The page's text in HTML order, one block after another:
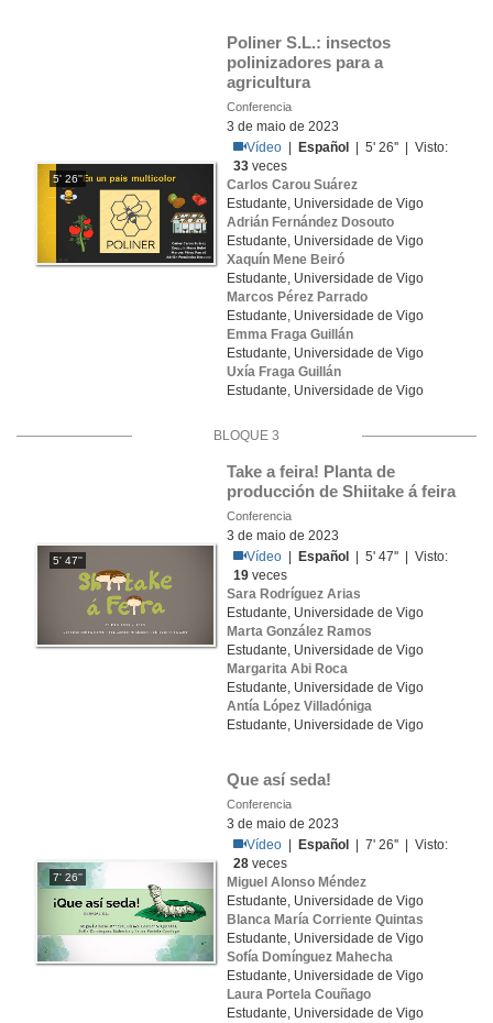
5' 26''
Poliner S.L.: insectos
polinizadores para a
agricultura
Conferencia
3 de maio de 2023
Vídeo
Español
| 5' 26'' | Visto:
33 veces
Carlos Carou Suárez
Estudante, Universidade de Vigo
Adrián Fernández Dosouto
Estudante, Universidade de Vigo
Xaquín Mene Beiró
Estudante, Universidade de Vigo
Marcos Pérez Parrado
Estudante, Universidade de Vigo
Emma Fraga Guillán
Estudante, Universidade de Vigo
Uxía Fraga Guillán
Estudante, Universidade de Vigo
BLOQUE 3
5' 47''
Take a feira! Planta de
producción de Shiitake á feira
Conferencia
3 de maio de 2023
Vídeo
Español
| 5' 47'' | Visto:
19 veces
Sara Rodríguez Arias
Estudante, Universidade de Vigo
Marta González Ramos
Estudante, Universidade de Vigo
Margarita Abi Roca
Estudante, Universidade de Vigo
Antía López Villadóniga
Estudante, Universidade de Vigo
7' 26''
Que así seda!
Conferencia
3 de maio de 2023
Vídeo
Español
| 7' 26'' | Visto:
28 veces
Miguel Alonso Méndez
Estudante, Universidade de Vigo
Blanca María Corriente Quintas
Estudante, Universidade de Vigo
Sofía Domínguez Mahecha
Estudante, Universidade de Vigo
Laura Portela Couñago
Estudante, Universidade de Vigo